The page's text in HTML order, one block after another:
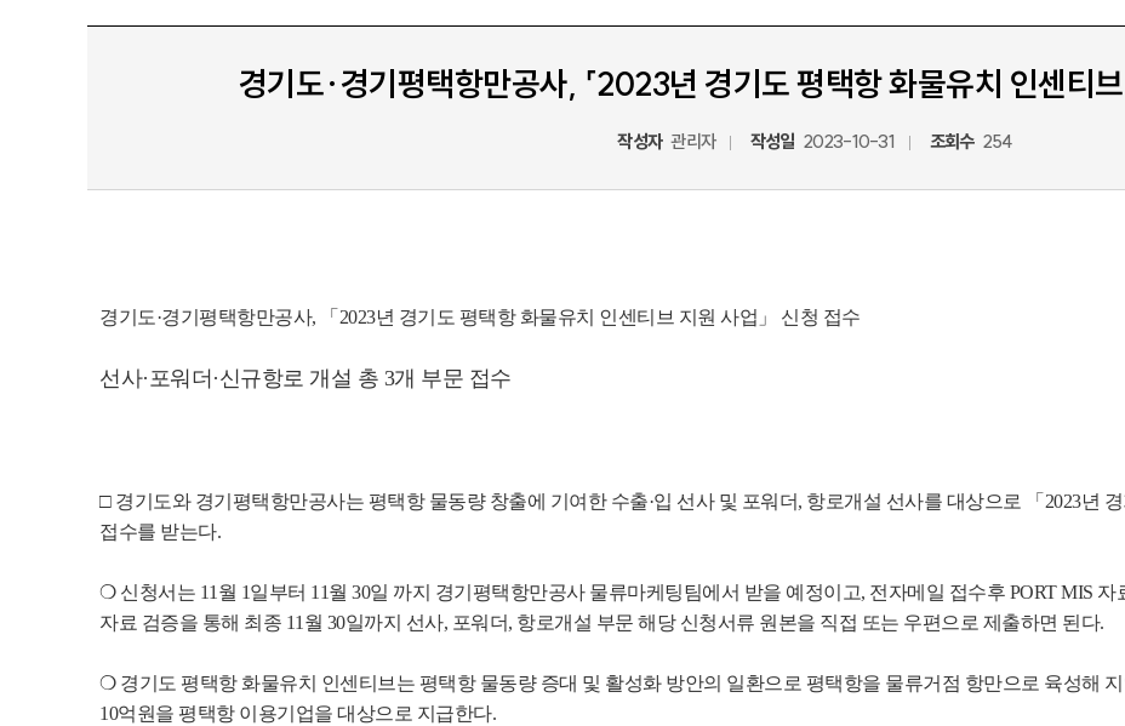
경기도·경기평택항만공사, 「2023년 경기도 평택항 화물유치 인센티브
작성자 관리자 작성일 2023-10-31 조회수 254
경기도·경기평택항만공사, 「2023년 경기도 평택항 화물유치 인센티브 지원 사업」 신청 접수
선사·포워더·신규항로 개설 총 3개 부문 접수
□ 경기도와 경기평택항만공사는 평택항 물동량 창출에 기여한 수출·입 선사 및 포워더, 항로개설 선사를 대상으로 「2023년
접수를 받는다.
❍ 신청서는 11월 1일부터 11월 30일 까지 경기평택항만공사 물류마케팅팀에서 받을 예정이고, 전자메일 접수후 PORT MIS
자료 검증을 통해 최종 11월 30일까지 선사, 포워더, 항로개설 부문 해당 신청서류 원본을 직접 또는 우편으로 제출하면 된다.
❍ 경기도 평택항 화물유치 인센티브는 평택항 물동량 증대 및 활성화 방안의 일환으로 평택항을 물류거점 항만으로 육성해
10억원을 평택항 이용기업을 대상으로 지급한다.